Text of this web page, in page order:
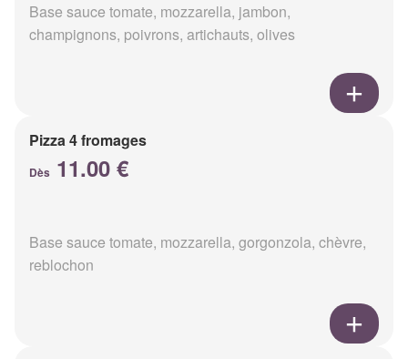
Base sauce tomate, mozzarella, jambon,
champignons, poivrons, artichauts, olives
Pizza 4 fromages
Dès 11.00 €
Base sauce tomate, mozzarella, gorgonzola, chèvre,
reblochon